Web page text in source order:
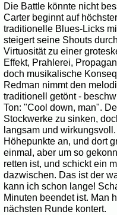
Die Battle könnte nicht
Carter beginnt auf
traditionelle Blues-Licks
steigert seine Shouts
Virtuosität zu einer
Effekt, Prahlerei,
doch musikalische
Redman nimmt den
traditionell getönt -
Ton: "Cool down, man".
Stockwerke zu sinken,
langsam und
Höhepunkte an, und dort
einmal, aber um so
retten ist, und schickt ein
dazwischen. Das ist der
kann ich schon lange!
Minuten beendet ist. Man
nächsten Runde kontert.